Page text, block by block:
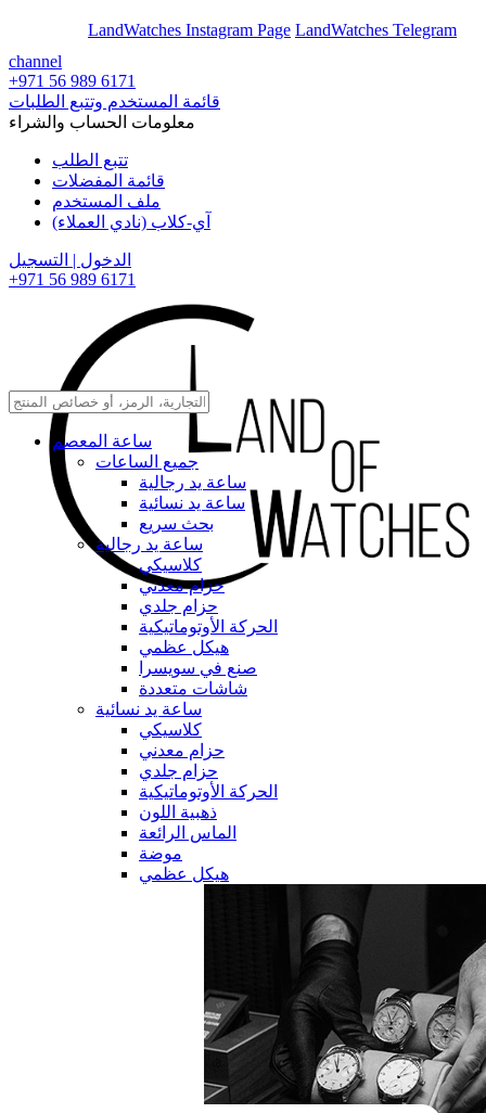
LandWatches Instagram Page LandWatches Telegram
channel
+971 56 989 6171
قائمة المستخدم وتتبع الطلبات
معلومات الحساب والشراء
تتبع الطلب
قائمة المفضلات
ملف المستخدم
آي-كلاب (نادي العملاء)
الدخول | التسجيل
+971 56 989 6171
ساعة المعصم
جميع الساعات
ساعة يد رجالية
ساعة يد نسائية
بحث سريع
ساعة يد رجالية
كلاسيكي
حزام معدني
حزام جلدي
الحركة الأوتوماتيكية
هيكل عظمي
صنع في سويسرا
شاشات متعددة
ساعة يد نسائية
كلاسيكي
حزام معدني
حزام جلدي
الحركة الأوتوماتيكية
ذهبية اللون
الماس الرائعة
موضة
هيكل عظمي